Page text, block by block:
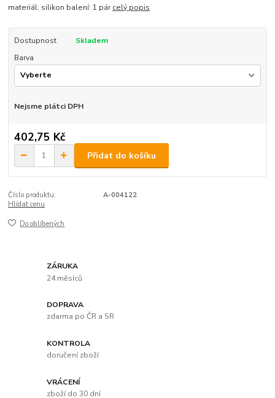
materiál: silikon balení: 1 párcelý popis
Dostupnost
Skladem
Barva
Nejsme plátci DPH
402,75 Kč
Přidat do košíku
Číslo produktu:
A-004122
Hlídat cenu
Do oblíbených
ZÁRUKA
24 měsíců
DOPRAVA
zdarma po ČR a SR
KONTROLA
doručení zboží
VRÁCENÍ
zboží do 30 dní